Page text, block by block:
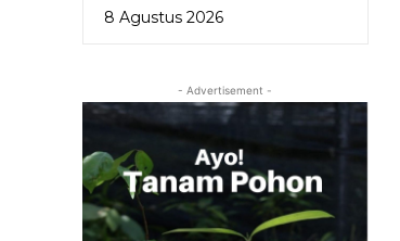
8 Agustus 2026
- Advertisement -